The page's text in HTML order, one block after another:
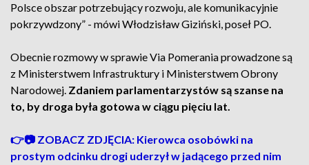
Polsce obszar potrzebujący rozwoju, ale komunikacyjnie
pokrzywdzony” - mówi Włodzisław Giziński, poseł PO.
Obecnie rozmowy w sprawie Via Pomerania prowadzone są
z Ministerstwem Infrastruktury i Ministerstwem Obrony
Narodowej. Zdaniem parlamentarzystów są szanse na
to, by droga była gotowa w ciągu pięciu lat.
👉📷 ZOBACZ ZDJĘCIA: Kierowca osobówki na
prostym odcinku drogi uderzył w jadącego przed nim